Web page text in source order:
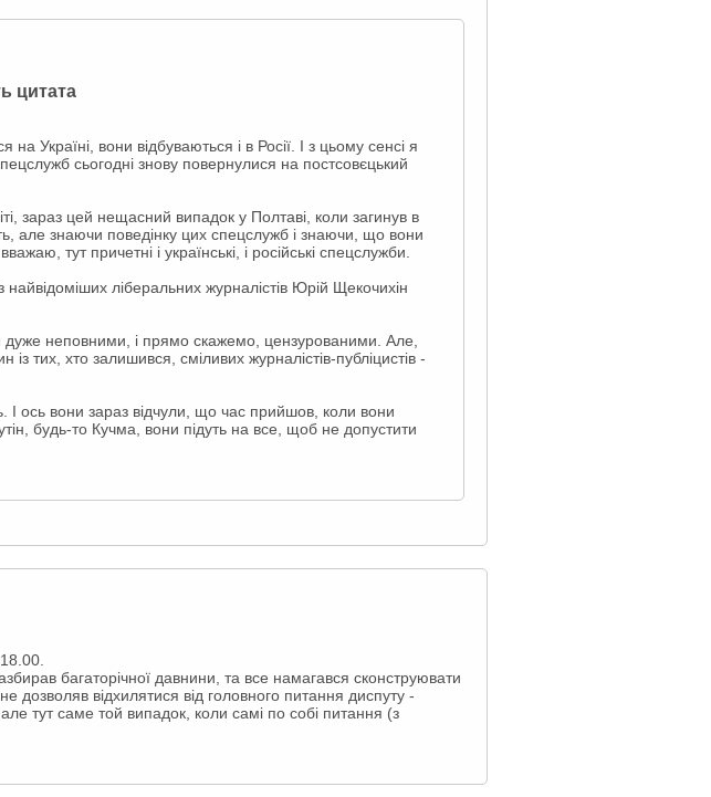
цитата
на Україні, вони відбуваються і в Росії. І з цьому сенсі я
сьогодні знову повернулися на постсовєцький
зараз цей нещасний випадок у Полтаві, коли загинув в
але знаючи поведінку цих спецслужб і знаючи, що вони
тут причетні і українські, і російські спецслужби.
ліберальних журналістів Юрій Щекочихін
дуже неповними, і прямо скажемо, цензурованими. Але,
тих, хто залишився, сміливих журналістів-публіцистів -
І ось вони зараз відчули, що час прийшов, коли вони
будь-то Кучма, вони підуть на все, щоб не допустити
багаторічної давнини, та все намагався сконструювати
відхилятися від головного питання диспуту -
тут саме той випадок, коли самі по собі питання (з